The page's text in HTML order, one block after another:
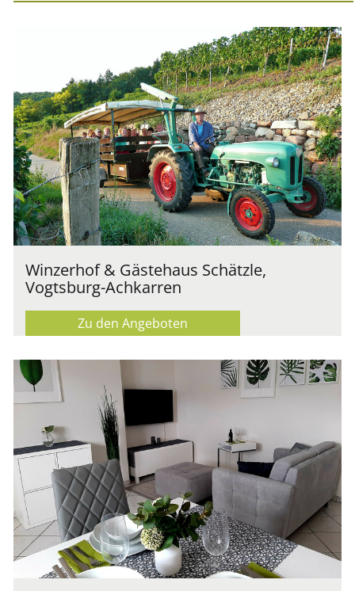
Winzerhof & Gästehaus Schätzle,
Vogtsburg-Achkarren
Zu den Angeboten